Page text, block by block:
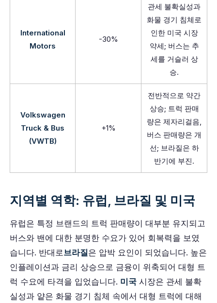
International
Motors
-30%
관세 불확실성과
화물 경기 침체로
인한 미국 시장
약세; 버스는 추
세를 거슬러 상
승.
Volkswagen
Truck & Bus
(VWTB)
+1%
전반적으로 약간
상승; 트럭 판매
량은 제자리걸음,
버스 판매량은 개
선; 브라질은 하
반기에 부진.
지역별 역학: 유럽, 브라질 및 미국
유럽은 특정 브랜드의 트럭 판매량이 대부분 유지되고
버스와 밴에 대한 분명한 수요가 있어 회복력을 보였
습니다. 반대로브라질은 압박 요인이 되었습니다. 높은
인플레이션과 금리 상승으로 금융이 위축되어 대형 트
럭 수요에 타격을 입었습니다. 미국 시장은 관세 불확
실성과 얕은 화물 경기 침체 속에서 대형 트럭에 대해